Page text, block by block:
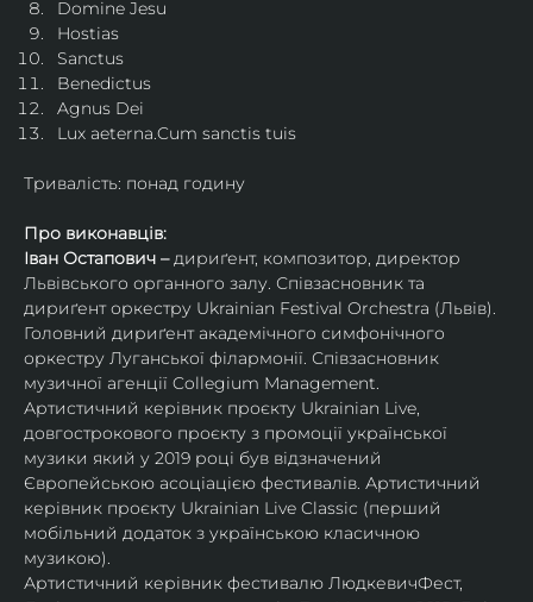
Domine Jesu
Hostias
Sanctus
Benedictus
Agnus Dei
Lux aeterna.Cum sanctis tuis
Тривалість: понад годину
Про виконавців:
Іван Остапович – дириґент, композитор, директор
Львівського органного залу. Співзасновник та
дириґент оркестру Ukrainian Festival Orchestra (Львів).
Головний дириґент академічного симфонічного
оркестру Луганської філармонії. Співзасновник
музичної агенції Collegium Management.
Артистичний керівник проєкту Ukrainian Live,
довгострокового проєкту з промоції української
музики який у 2019 році був відзначений
Європейською асоціацією фестивалів. Артистичний
керівник проєкту Ukrainian Live Classic (перший
мобільний додаток з українською класичною
музикою).
Артистичний керівник фестивалю ЛюдкевичФест,